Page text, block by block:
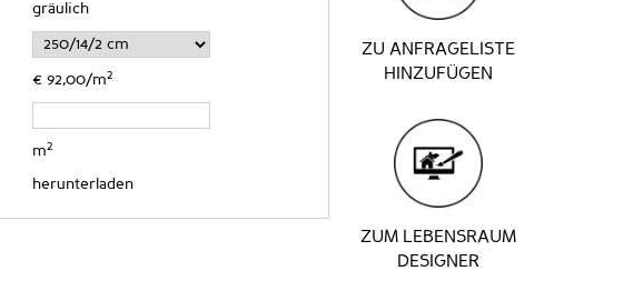
gräulich
€ 92,00/m2
m2
herunterladen
ZU ANFRAGELISTE
HINZUFÜGEN
ZUM LEBENSRAUM
DESIGNER